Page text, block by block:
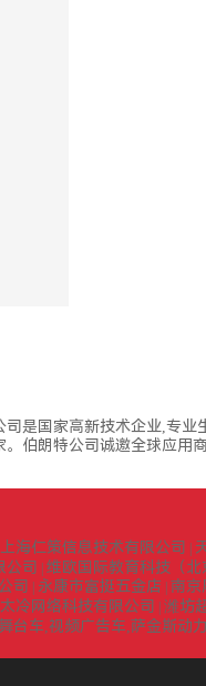
司是国家高新技术企业,专
伯朗特公司诚邀全球应用
上海仁策信息技术有限公司
公司 维欧国际教育科技（北
司
永康市富挺五金店 南京
冷网络科技有限公司 潍坊
台车,视频广告车,萨金斯动